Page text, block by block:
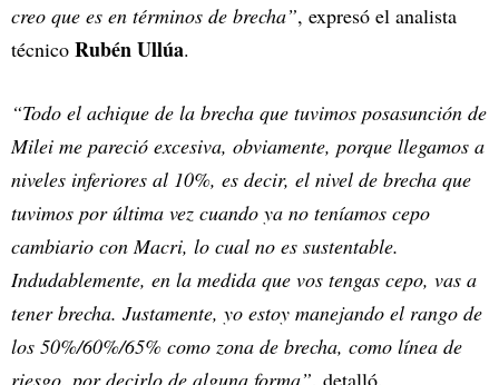
creo que es en términos de brecha”, expresó el analista
técnico Rubén Ullúa.
“Todo el achique de la brecha que tuvimos posasunción de
Milei me pareció excesiva, obviamente, porque llegamos a
niveles inferiores al 10%, es decir, el nivel de brecha que
tuvimos por última vez cuando ya no teníamos cepo
cambiario con Macri, lo cual no es sustentable.
Indudablemente, en la medida que vos tengas cepo, vas a
tener brecha. Justamente, yo estoy manejando el rango de
los 50%/60%/65% como zona de brecha, como línea de
riesgo, por decirlo de alguna forma”, detalló.